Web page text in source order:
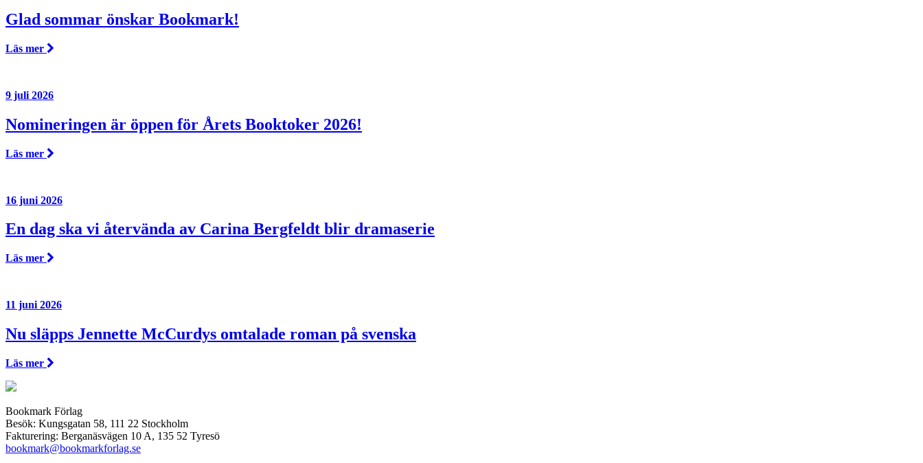
Glad sommar önskar Bookmark!
Läs mer
9 juli 2026
Nomineringen är öppen för Årets Booktoker 2026!
Läs mer
16 juni 2026
En dag ska vi återvända av Carina Bergfeldt blir dramaserie
Läs mer
11 juni 2026
Nu släpps Jennette McCurdys omtalade roman på svenska
Läs mer
Bookmark Förlag
Besök: Kungsgatan 58, 111 22 Stockholm
Fakturering: Berganäsvägen 10 A, 135 52 Tyresö
bookmark@bookmarkforlag.se